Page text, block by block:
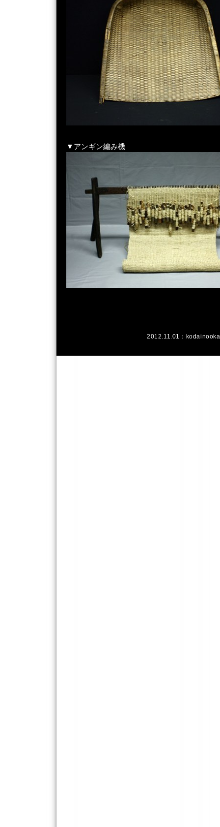
▼アンギン編み機
2012.11.01： kodainooka